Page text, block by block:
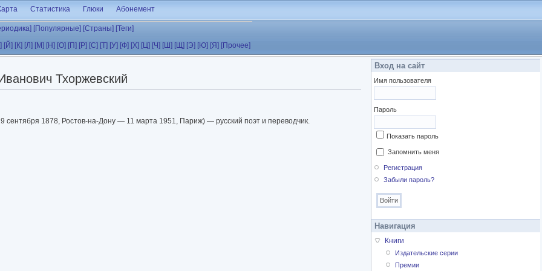
Статистика Глюки Абонемент
[Популярные] [Страны] [Теги]
[Й] [К] [Л] [М] [Н] [О] [П] [Р] [С] [Т] [У] [Ф] [Х] [Ц] [Ч] [Ш] [Щ] [Э] [Ю] [Я] [Прочее]
Тхоржевский
сентября 1878, Ростов-на-Дону — 11 марта 1951, Париж) — русский поэт и переводчик.
Вход на сайт
Имя пользователя
Пароль
Показать пароль
Запомнить меня
Регистрация
Забыли пароль?
Навигация
Книги
Издательские серии
Премии